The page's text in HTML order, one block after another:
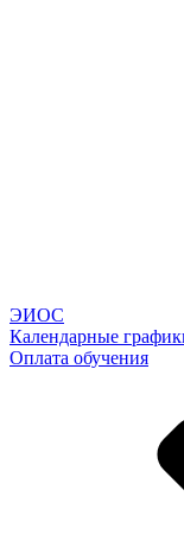
ЭИОС
Календарные
Оплата обучения